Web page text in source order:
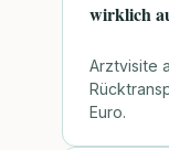
wirklich
Arztvisite
Euro.